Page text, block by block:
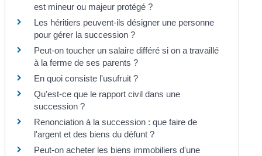
est mineur ou majeur protégé ?
Les héritiers peuvent-ils désigner une personne
pour gérer la succession ?
Peut-on toucher un salaire différé si on a travaillé
à la ferme de ses parents ?
En quoi consiste l'usufruit ?
Qu'est-ce que le rapport civil dans une
succession ?
Renonciation à la succession : que faire de
l'argent et des biens du défunt ?
Peut-on acheter les biens immobiliers d'une